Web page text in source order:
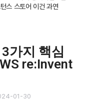
스 스토어 이건 과연
가지 핵심
re:Invent
01-30